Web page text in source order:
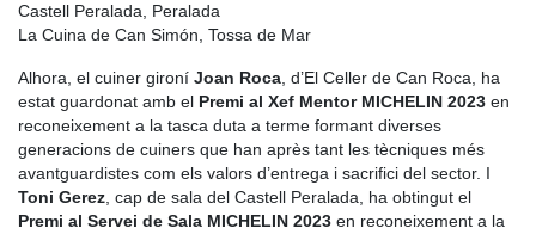
Castell Peralada, Peralada
La Cuina de Can Simón, Tossa de Mar
Alhora, el cuiner gironí Joan Roca , d’El Celler de Can Roca, ha
estat guardonat amb el Premi al Xef Mentor MICHELIN 2023 en
reconeixement a la tasca duta a terme formant diverses
generacions de cuiners que han après tant les tècniques més
avantguardistes com els valors d’entrega i sacrifici del sector. I
Toni Gerez , cap de sala del Castell Peralada, ha obtingut el
Premi al Servei de Sala MICHELIN 2023 en reconeixement a la